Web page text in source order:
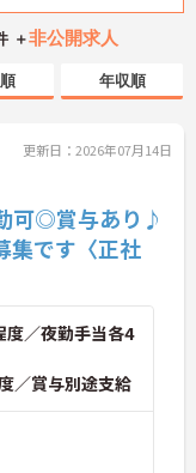
＋非公開求人
年収順
更新日：2026年07月14日
可◎賞与あり♪
集です〈正社
度／夜勤手当各4
／賞与別途支給